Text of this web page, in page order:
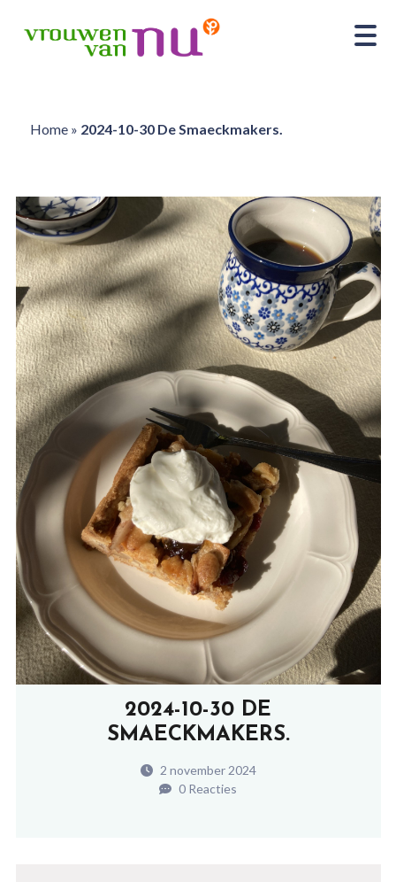
Home» 2024-10-30 De Smaeckmakers.
2024-10-30 DE
SMAECKMAKERS.
2 november 2024
0 Reacties